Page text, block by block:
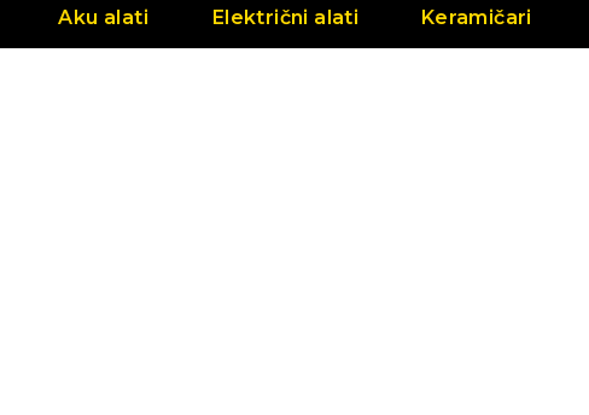
Aku alati Električni alati Keramičari